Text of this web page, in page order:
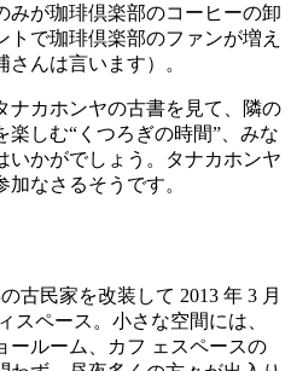
みが珈琲倶楽部のコーヒーの卸
トで珈琲倶楽部のファンが増え
んは言います）。
ナカホンヤの古書を見て、隣の
楽しむ“くつろぎの時間”、みな
いかがでしょう。タナカホンヤ
なさるそうです。
古民家を改装して 2013 年 3 月
スペース。小さな空間には、
ールーム、カフ ェスペースの